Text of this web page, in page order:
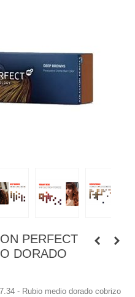
PERFECT
DORADO
- Rubio medio dorado cobrizo